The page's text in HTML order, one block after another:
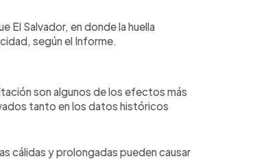
El Salvador, en donde la huella
según el Informe.
son algunos de los efectos más
tanto en los datos históricos
cálidas y prolongadas pueden causar